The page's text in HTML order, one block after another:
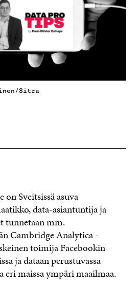
Sitra
Sveitsissä asuva
data-asiantuntija ja
tunnetaan mm.
Cambridge Analytica -
toimija Facebookin
ja dataan perustuvassa
eri maissa ympäri maailmaa.